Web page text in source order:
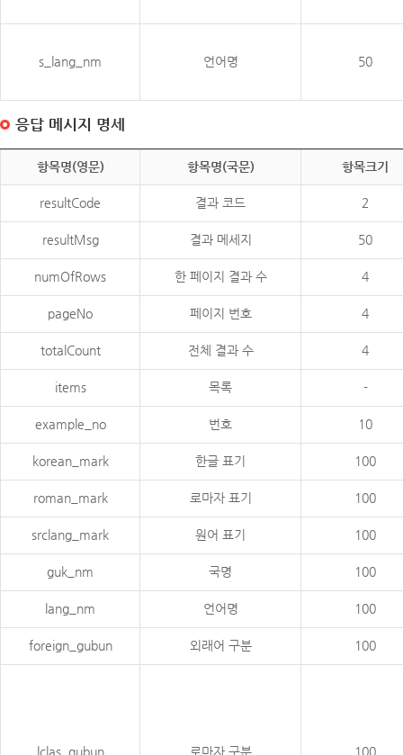
s_lang_nm 언어명 50
응답 메시지 명세
항목명(영문) 항목명(국문) 항목크기
resultCode 결과 코드 2
resultMsg 결과 메세지 50
numOfRows 한 페이지 결과 수 4
pageNo 페이지 번호 4
totalCount 전체 결과 수 4
items 목록 -
example_no 번호 10
korean_mark 한글 표기 100
roman_mark 로마자 표기 100
srclang_mark 원어 표기 100
guk_nm 국명 100
lang_nm 언어명 100
foreign_gubun 외래어 구분 100
lclas_gubun 로마자 구분 100